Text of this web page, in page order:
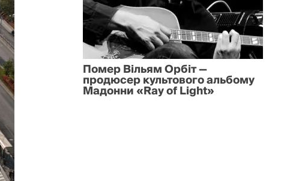
Помер Вільям Орбіт —
продюсер культового альбому
Мадонни «Ray of Light»